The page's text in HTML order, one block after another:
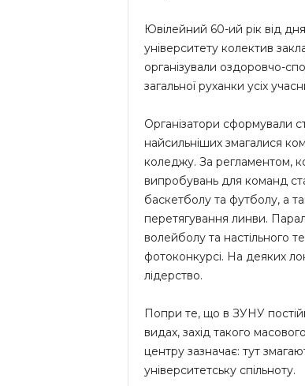
Ювілейний 60-ий рік від
університету колектив
організували оздоровчо-
загальної руханки усіх
Організатори сформували
найсильніших змагалися
коледжу. За регламентом,
випробувань для команд
баскетболу та футболу, а
перетягування линви.
волейболу та настільного
фотоконкурсі. На деяких
лідерство.
Попри те, що в ЗУНУ
видах, захід такого
центру зазначає: тут
університетську спільноту.